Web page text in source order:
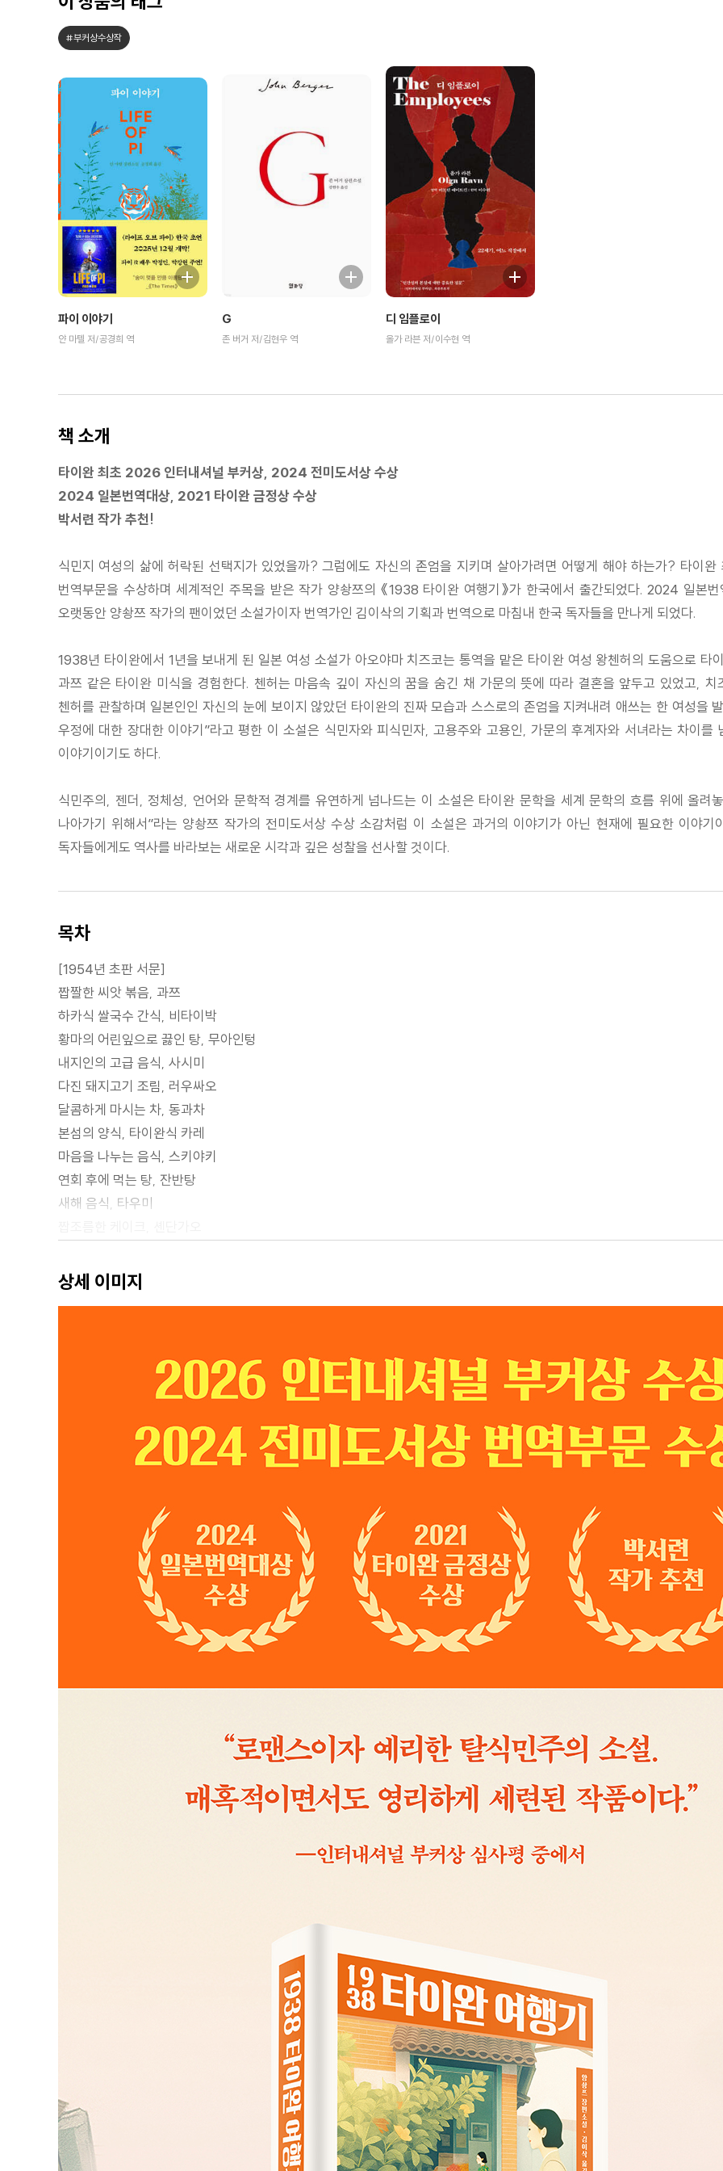
#부커상수상작
파이 이야기
얀 마텔 저/공경희 역
G
존 버거 저/김현우 역
디 임플로이
올가 라븐 저/이수현 역
책 소개
타이완 최초 2026 인터내셔널 부커상, 2024 전미도서상 수상
2024 일본번역대상, 2021 타이완 금정상 수상
박서련 작가 추천!
식민지 여성의 삶에 허락된 선택지가 있었을까? 그럼에도 자신의 존엄을 지키며 살아가려면 어떻게 해야 하는가? 타이
번역부문을 수상하며 세계적인 주목을 받은 작가 양솽쯔의 《1938 타이완 여행기》가 한국에서 출간되었다. 2024 일본
오랫동안 양솽쯔 작가의 팬이었던 소설가이자 번역가인 김이삭의 기획과 번역으로 마침내 한국 독자들을 만나게 되었다.
1938년 타이완에서 1년을 보내게 된 일본 여성 소설가 아오야마 치즈코는 통역을 맡은 타이완 여성 왕첸허의 도움으로
과쯔 같은 타이완 미식을 경험한다. 첸허는 마음속 깊이 자신의 꿈을 숨긴 채 가문의 뜻에 따라 결혼을 앞두고 있었고,
첸허를 관찰하며 일본인인 자신의 눈에 보이지 않았던 타이완의 진짜 모습과 스스로의 존엄을 지켜내려 애쓰는 한 여성을
우정에 대한 장대한 이야기”라고 평한 이 소설은 식민자와 피식민자, 고용주와 고용인, 가문의 후계자와 서녀라는 차이
이야기이기도 하다.
식민주의, 젠더, 정체성, 언어와 문학적 경계를 유연하게 넘나드는 이 소설은 타이완 문학을 세계 문학의 흐름 위에 올려
나아가기 위해서”라는 양솽쯔 작가의 전미도서상 수상 소감처럼 이 소설은 과거의 이야기가 아닌 현재에 필요한 이야
독자들에게도 역사를 바라보는 새로운 시각과 깊은 성찰을 선사할 것이다.
목차
[1954년 초판 서문]
짭짤한 씨앗 볶음, 과쯔
하카식 쌀국수 간식, 비타이박
황마의 어린잎으로 끓인 탕, 무아인텅
내지인의 고급 음식, 사시미
다진 돼지고기 조림, 러우싸오
달콤하게 마시는 차, 동과차
본섬의 양식, 타이완식 카레
마음을 나누는 음식, 스키야키
연회 후에 먹는 탕, 잔반탕
새해 음식, 타우미
[1970년 재출간판 후기] 어머니의 기억, 아오야마 요코
[한국어판 역자 후기] 번역과 중역 사이에서 드러나는 것, 김이삭
[1938 타이완 종관철도]
상세 이미지